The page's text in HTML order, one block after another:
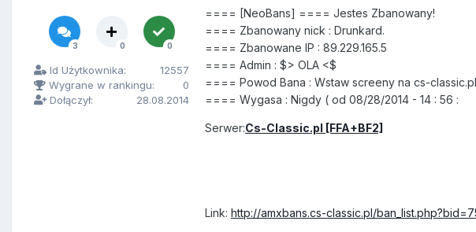
3 0 0
Id Użytkownika:
12557
Wygrane w rankingu:
0
Dołączył:
28.08.2014
==== [NeoBans] ==== Jestes Zbanowany!
==== Zbanowany nick : Drunkard.
==== Zbanowane IP : 89.229.165.5
==== Admin : $> OLA <$
==== Powod Bana : Wstaw screeny na cs-classic.pl
==== Wygasa : Nigdy ( od 08/28/2014 - 14 : 56 :
Serwer:Cs-Classic.pl [FFA+BF2]
Link: http://amxbans.cs-classic.pl/